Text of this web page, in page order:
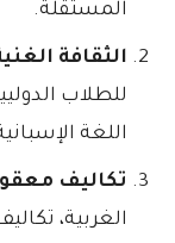
المستقلة.
الثقافة
للطلاب
اللغة
تكاليف
الغربية،